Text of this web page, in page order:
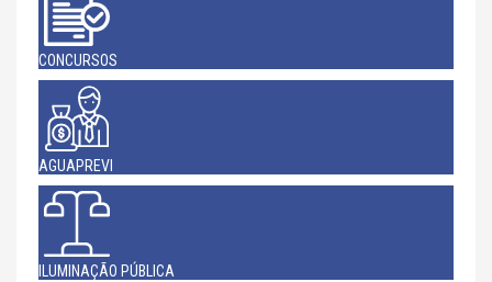
CONCURSOS
AGUAPREVI
ILUMINAÇÃO PÚBLICA